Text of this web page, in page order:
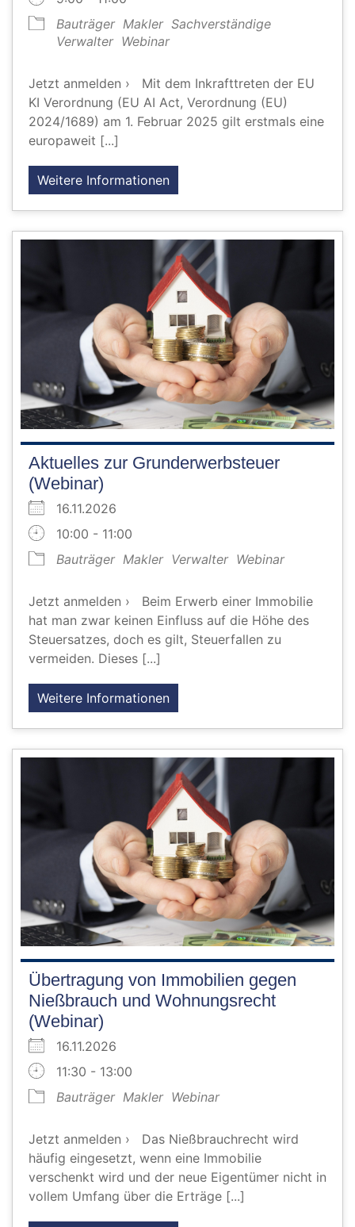
Bauträger Makler Sachverständige
Verwalter Webinar
Jetzt anmelden › Mit dem Inkrafttreten der EU
KI Verordnung (EU AI Act, Verordnung (EU)
2024/1689) am 1. Februar 2025 gilt erstmals eine
europaweit [...]
Weitere Informationen
Aktuelles zur Grunderwerbsteuer
(Webinar)
16.11.2026
10:00 - 11:00
Bauträger Makler Verwalter Webinar
Jetzt anmelden › Beim Erwerb einer Immobilie
hat man zwar keinen Einfluss auf die Höhe des
Steuersatzes, doch es gilt, Steuerfallen zu
vermeiden. Dieses [...]
Weitere Informationen
Übertragung von Immobilien gegen
Nießbrauch und Wohnungsrecht
(Webinar)
16.11.2026
11:30 - 13:00
Bauträger Makler Webinar
Jetzt anmelden › Das Nießbrauchrecht wird
häufig eingesetzt, wenn eine Immobilie
verschenkt wird und der neue Eigentümer nicht in
vollem Umfang über die Erträge [...]